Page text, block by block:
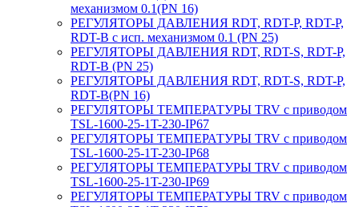
механизмом 0.1(PN 16)
РЕГУЛЯТОРЫ ДАВЛЕНИЯ RDT, RDT-P, RDT-P,
RDT-B с исп. механизмом 0.1 (PN 25)
РЕГУЛЯТОРЫ ДАВЛЕНИЯ RDT, RDT-S, RDT-P,
RDT-B (PN 25)
РЕГУЛЯТОРЫ ДАВЛЕНИЯ RDT, RDT-S, RDT-P,
RDT-B(PN 16)
РЕГУЛЯТОРЫ ТЕМПЕРАТУРЫ TRV с приводом
TSL-1600-25-1T-230-IP67
РЕГУЛЯТОРЫ ТЕМПЕРАТУРЫ TRV с приводом
TSL-1600-25-1T-230-IP68
РЕГУЛЯТОРЫ ТЕМПЕРАТУРЫ TRV с приводом
TSL-1600-25-1T-230-IP69
РЕГУЛЯТОРЫ ТЕМПЕРАТУРЫ TRV с приводом